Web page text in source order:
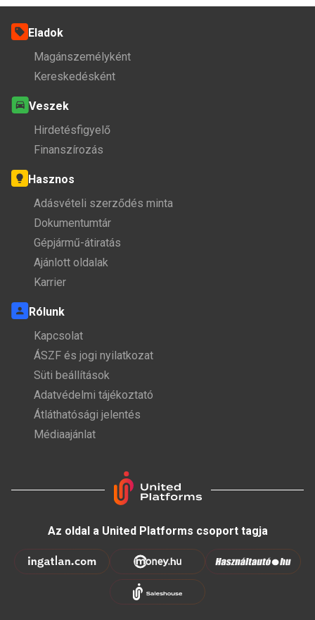
Eladok
Magánszemélyként
Kereskedésként
Veszek
Hirdetésfigyelő
Finanszírozás
Hasznos
Adásvételi szerződés minta
Dokumentumtár
Gépjármű-átiratás
Ajánlott oldalak
Karrier
Rólunk
Kapcsolat
ÁSZF és jogi nyilatkozat
Süti beállítások
Adatvédelmi tájékoztató
Átláthatósági jelentés
Médiaajánlat
Az oldal a United Platforms csoport tagja